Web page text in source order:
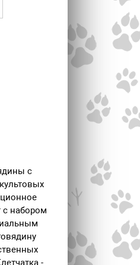
с
с набором
-